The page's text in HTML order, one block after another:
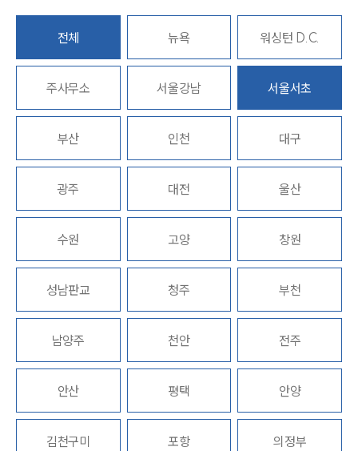
고객의 소리
통합검색
AI대륜
업무사례
사례분석/최신동향
법률정보
법률지식인
고객후기
업무분야
전체
구성원 소개
소식/자료
전체 뉴욕 워싱턴 D.C.
주사무소 서울강남 서울서초
부산 인천 대구
광주 대전 울산
수원 고양 창원
성남판교 청주 부천
남양주 천안 전주
안산 평택 안양
김천구미 포항 의정부